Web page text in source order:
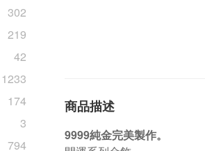
302
219
42
1233
174
3
794
商品描述
9999純金完美製作。